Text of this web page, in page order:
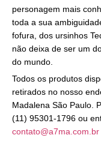
personagem mais
toda a sua
fofura, dos ursinhos
não deixa de ser um
do mundo.
Todos os produtos
retirados no nosso
Madalena São Paulo.
(11) 95301-1796 ou
contato@a7ma.com.br